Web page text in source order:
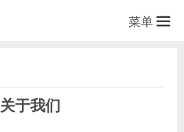
菜单
关于我们